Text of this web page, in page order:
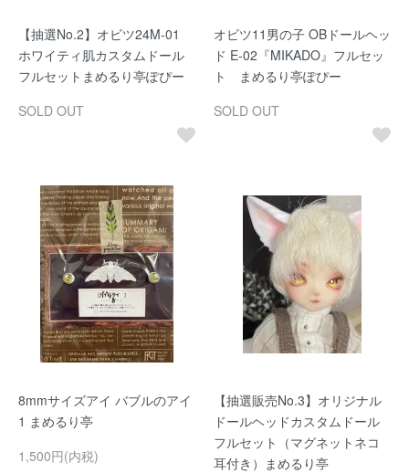
【抽選No.2】オビツ24M-01
ホワイティ肌カスタムドール
フルセットまめるり亭ぽぴー
SOLD OUT
オビツ11男の子 OBドールヘッ
ド E-02『MIKADO』フルセッ
ト まめるり亭ぽぴー
SOLD OUT
8mmサイズアイ バブルのアイ
1 まめるり亭
1,500円(内税)
【抽選販売No.3】オリジナル
ドールヘッドカスタムドール
フルセット（マグネットネコ
耳付き）まめるり亭